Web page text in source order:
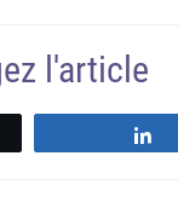
l'article